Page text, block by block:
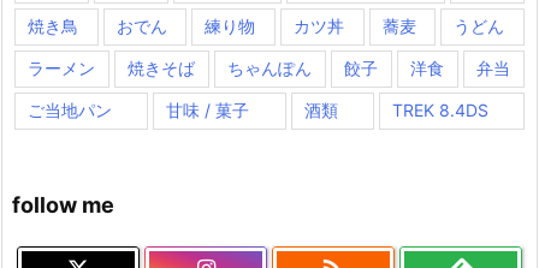
焼き鳥 おでん 練り物 カツ丼 蕎麦 うどん
ラーメン 焼きそば ちゃんぽん 餃子 洋食 弁当
ご当地パン 甘味 / 菓子 酒類 TREK 8.4DS
follow me